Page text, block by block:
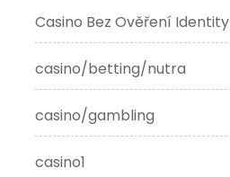
Casino Bez Ověření Identity
casino/betting/nutra
casino/gambling
casino1